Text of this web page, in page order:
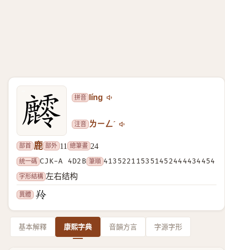
拼音 líng
注音 ㄌㄧㄥˊ
部首 鹿 部外 11 總筆畫 24
統一碼 CJK-A 4D2B 筆順 413522115351452444434454
字形結構 左右结构
異體
基本解釋 康熙字典 音韻方言 字源字形